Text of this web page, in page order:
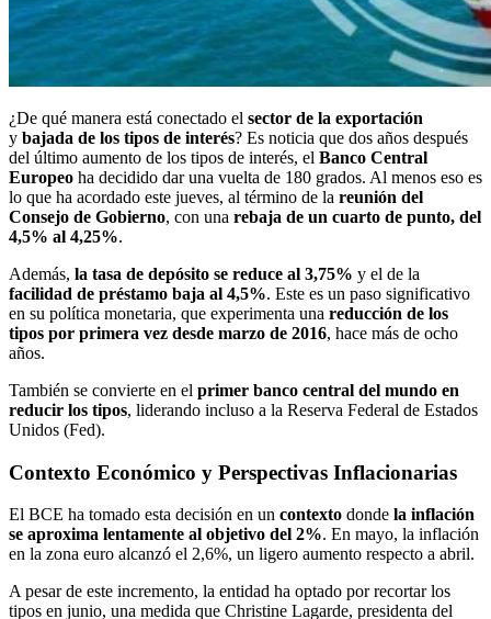
¿De qué manera está conectado el sector de la exportación
y bajada de los tipos de interés? Es noticia que dos años después
del último aumento de los tipos de interés, el Banco Central
Europeo ha decidido dar una vuelta de 180 grados. Al menos eso es
lo que ha acordado este jueves, al término de la reunión del
Consejo de Gobierno, con una rebaja de un cuarto de punto, del
4,5% al 4,25%.
Además, la tasa de depósito se reduce al 3,75% y el de la
facilidad de préstamo baja al 4,5%. Este es un paso significativo
en su política monetaria, que experimenta una reducción de los
tipos por primera vez desde marzo de 2016, hace más de ocho
años.
También se convierte en el primer banco central del mundo en
reducir los tipos, liderando incluso a la Reserva Federal de Estados
Unidos (Fed).
Contexto Económico y Perspectivas Inflacionarias
El BCE ha tomado esta decisión en un contexto donde la inflación
se aproxima lentamente al objetivo del 2%. En mayo, la inflación
en la zona euro alcanzó el 2,6%, un ligero aumento respecto a abril.
A pesar de este incremento, la entidad ha optado por recortar los
tipos en junio, una medida que Christine Lagarde, presidenta del